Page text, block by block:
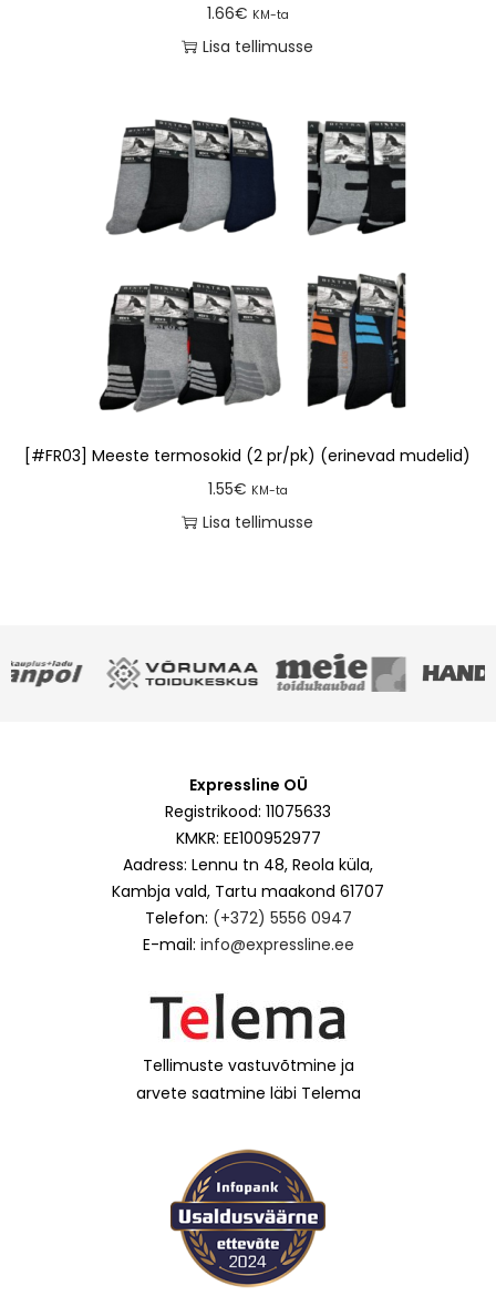
1.66€ KM-ta
Lisa tellimusse
[#FR03] Meeste termosokid (2 pr/pk) (erinevad mudelid)
1.55€ KM-ta
Lisa tellimusse
Expressline OÜ
Registrikood: 11075633
KMKR: EE100952977
Aadress: Lennu tn 48, Reola küla,
Kambja vald, Tartu maakond 61707
Telefon: (+372) 5556 0947
E-mail: info@expressline.ee
Tellimuste vastuvõtmine ja
arvete saatmine läbi Telema